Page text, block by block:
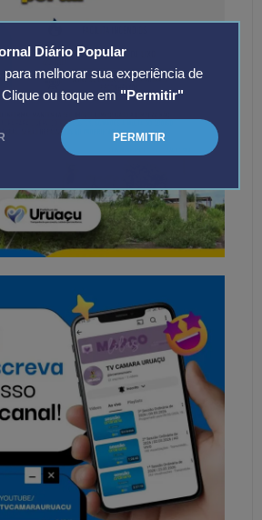
Diário Popular
melhorar sua experiência de
ou toque em "Permitir"
PERMITIR